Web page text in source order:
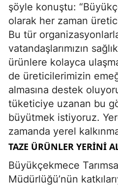
şöyle konuştu:
olarak her zaman
Bu tür
vatandaşlarımızın
ürünlere kolayca
de üreticilerimizin
almasına destek
tüketiciye uzanan bu
büyütmek istiyoruz.
zamanda yerel
TAZE ÜRÜNLER YERINI
Büyükçekmece
Müdürlüğü’nün